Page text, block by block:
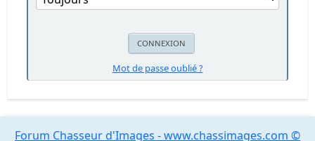
Mot de passe oublié ?
Forum Chasseur d'Images - www.chassimages.com ©